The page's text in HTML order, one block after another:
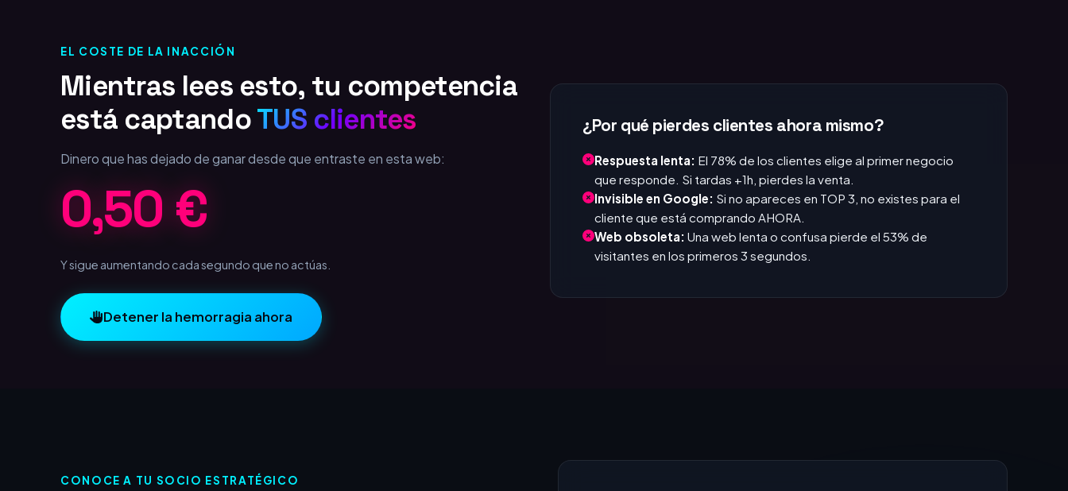
EL COSTE DE LA INACCIÓN
Mientras lees esto, tu competencia
está captandoTUS clientes
Dinero que has dejado de ganar desde que entraste en esta web:
0,75 €
Y sigue aumentando cada segundo que no actúas.
Detener la hemorragia ahora
¿Por qué pierdes clientes ahora mismo?
Respuesta lenta: El 78% de los clientes elige al primer negocio
que responde. Si tardas +1h, pierdes la venta.
Invisible en Google: Si no apareces en TOP 3, no existes para el
cliente que está comprando AHORA.
Web obsoleta: Una web lenta o confusa pierde el 53% de
visitantes en los primeros 3 segundos.
CONOCE A TU SOCIO ESTRATÉGICO